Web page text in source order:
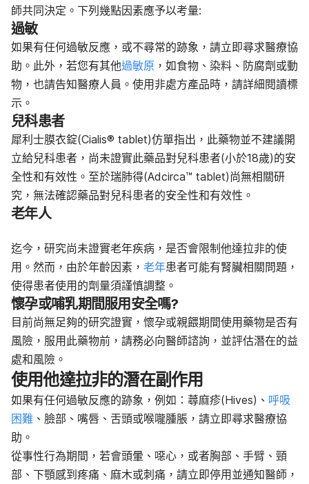
師共同決定。下列幾點因素應予以考量:
過敏
如果有任何過敏反應，或不尋常的跡象，請立即尋求醫療協
助。此外，若您有其他過敏原 ，如食物、染料、防腐劑或動
物，也請告知醫療人員。使用非處方產品時，請詳細閱讀標
示。
兒科患者
犀利士膜衣錠(Cialis® tablet)仿單指出，此藥物並不建議開
立給兒科患者，尚未證實此藥品對兒科患者(小於18歲)的安
全性和有效性。至於瑞肺得(Adcirca™ tablet)尚無相關研
究，無法確認藥品對兒科患者的安全性和有效性。
老年人
迄今，研究尚未證實老年疾病，是否會限制他達拉非的使
用。然而，由於年齡因素， 老年患者可能有腎臟相關問題，
使得患者使用的劑量須謹慎調整。
懷孕或哺乳期間服用安全嗎?
目前尚無足夠的研究證實，懷孕或親餵期間使用藥物是否有
風險，服用此藥物前，請務必向醫師諮詢，並評估潛在的益
處和風險。
使用他達拉非的潛在副作用
如果有任何過敏反應的跡象，例如 ： 蕁麻疹(Hives)、 呼吸
困難 、臉部、嘴唇、舌頭或喉嚨腫脹，請立即尋求醫療協
助。
從事性行為期間，若會頭暈、噁心，或者胸部、手臂、頸
部、下顎感到疼痛、麻木或刺痛，請立即停用並通知醫師，